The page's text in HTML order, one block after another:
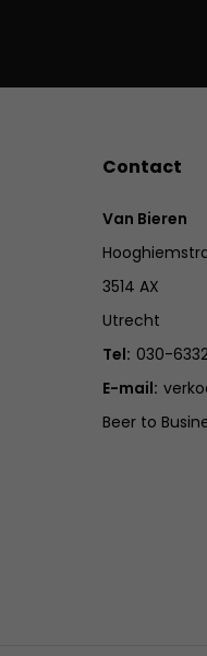
Contact
Van Bieren
3514 AX
Utrecht
Tel: 030-
E-mail:
Beer to